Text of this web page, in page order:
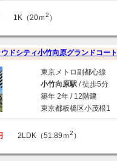
1K（20ｍ2 ）
ウドシティ小竹向原グランドコート
東京メトロ副都心線
小竹向原駅/ 徒歩5分
築年 2年 / 12階建
東京都板橋区小茂根1
2LDK（51.89ｍ2 ）